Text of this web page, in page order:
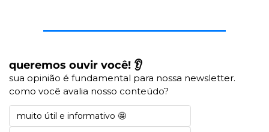
queremos ouvir você! 👂
sua opinião é fundamental para nossa newsletter.
como você avalia nosso conteúdo?
muito útil e informativo 🤩